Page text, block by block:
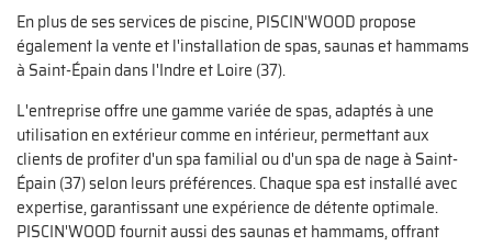
en images
Avis
Actualités
Contact
Restez
INSCRIPTION
Rejoignez-
En plus de ses services de piscine, PISCIN'WOOD propose
également la vente et l'installation de spas, saunas et hammams
à Saint-Épain dans l'Indre et Loire (37).
L'entreprise offre une gamme variée de spas, adaptés à une
utilisation en extérieur comme en intérieur, permettant aux
clients de profiter d'un spa familial ou d'un spa de nage à Saint-
Épain (37) selon leurs préférences. Chaque spa est installé avec
expertise, garantissant une expérience de détente optimale.
PISCIN'WOOD fournit aussi des saunas et hammams, offrant